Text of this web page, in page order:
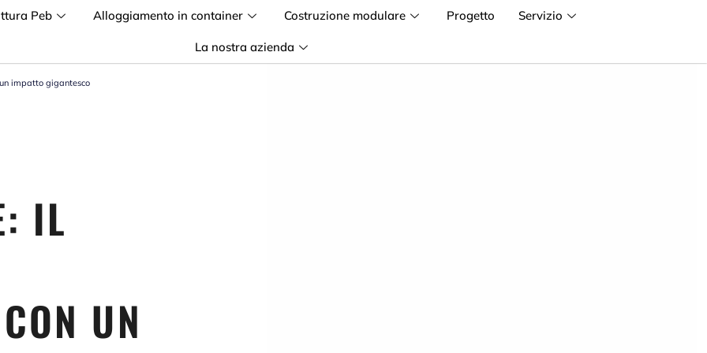
Peb Alloggiamento in container Costruzione modulare Progetto Servizio
La nostra azienda
impatto gigantesco
IL
UN